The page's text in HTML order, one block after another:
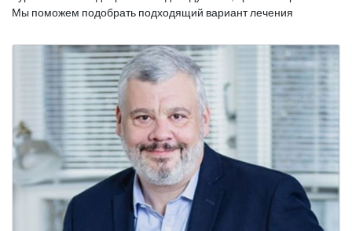
Мы поможем подобрать подходящий вариант лечения